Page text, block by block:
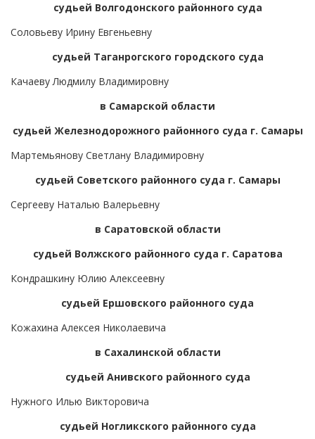
судьей Волгодонского районного суда
Соловьеву Ирину Евгеньевну
судьей Таганрогского городского суда
Качаеву Людмилу Владимировну
в Самарской области
судьей Железнодорожного районного суда г. Самары
Мартемьянову Светлану Владимировну
судьей Советского районного суда г. Самары
Сергееву Наталью Валерьевну
в Саратовской области
судьей Волжского районного суда г. Саратова
Кондрашкину Юлию Алексеевну
судьей Ершовского районного суда
Кожахина Алексея Николаевича
в Сахалинской области
судьей Анивского районного суда
Нужного Илью Викторовича
судьей Ногликского районного суда